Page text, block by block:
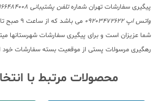
پیگیری سفارشات تهران شماره
واتس اپ 09203472622
شما عزیزان است و برای پیگیری سفارشات شهرستانها
رهگیری مرسولات پستی از موقعیت بسته سفارشات خود
محصولات مرتبط با